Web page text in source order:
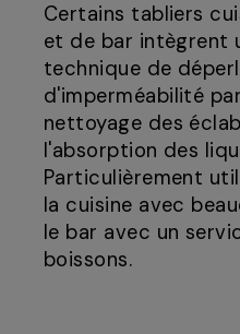
Certains tabliers
et de bar intègrent
technique de
d'imperméabilité
nettoyage des
l'absorption des
Particulièrement
la cuisine avec
le bar avec un
boissons.